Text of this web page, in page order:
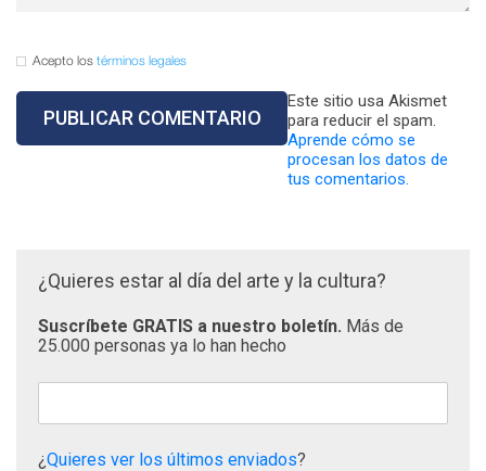
Acepto los términos legales
Este sitio usa Akismet
para reducir el spam.
Aprende cómo se
procesan los datos de
tus comentarios.
¿Quieres estar al día del arte y la cultura?
Suscríbete GRATIS a nuestro boletín. Más de
25.000 personas ya lo han hecho
¿Quieres ver los últimos enviados?